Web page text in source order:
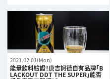
2021.02.01(Mon)
能量飲料驗證！唐吉訶德自有品牌「B
LACKOUT DDT THE SUPER」能否